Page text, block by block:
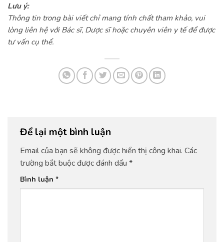
Lưu ý:
Thông tin trong bài viết chỉ mang tính chất tham khảo, vui
lòng liên hệ với Bác sĩ, Dược sĩ hoặc chuyên viên y tế để được
tư vấn cụ thể.
Để lại một bình luận
Email của bạn sẽ không được hiển thị công khai. Các
trường bắt buộc được đánh dấu *
Bình luận *